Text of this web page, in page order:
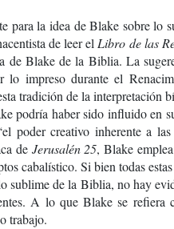
para la idea de Blake sobre
de leer el Libro de las
de Blake de la Biblia. La
lo impreso durante el
tradición de la
podría haber sido influido en
poder creativo inherente a
de Jerusalén 25, Blake
cabalístico. Si bien todas
sublime de la Biblia, no hay
A lo que Blake se
trabajo.